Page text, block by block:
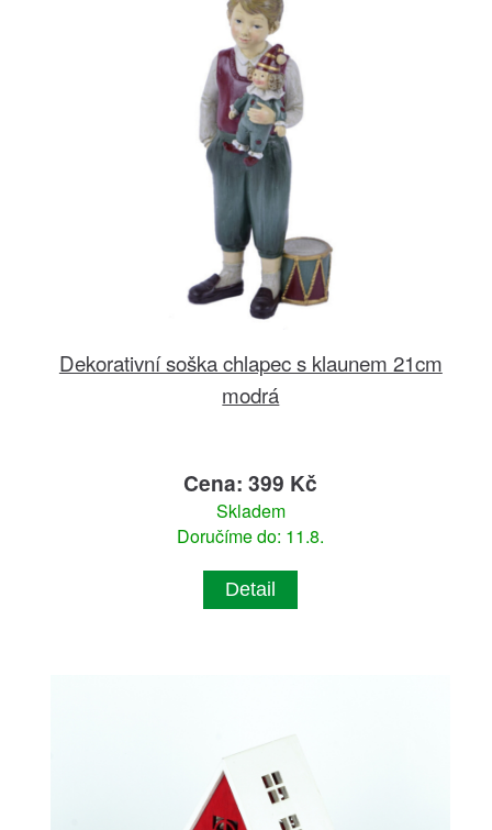
Dekorativní soška chlapec s klaunem 21cm
modrá
Cena: 399 Kč
Skladem
Doručíme do: 11.8.
Detail